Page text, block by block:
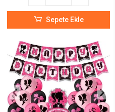
Sepete Ekle